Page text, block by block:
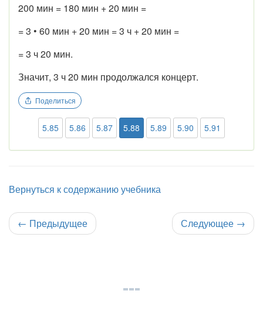
200 мин = 180 мин + 20 мин =
= 3 • 60 мин + 20 мин = 3 ч + 20 мин =
= 3 ч 20 мин.
Значит, 3 ч 20 мин продолжался концерт.
Поделиться
5.85 5.86 5.87 5.88 5.89 5.90 5.91
Вернуться к содержанию учебника
← Предыдущее Следующее →